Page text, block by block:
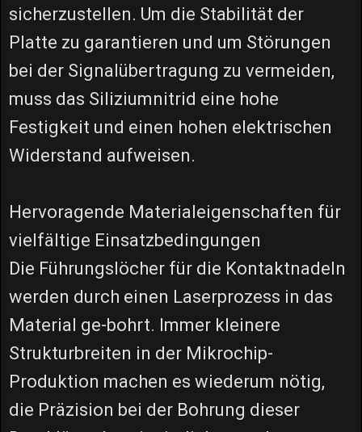
sicherzustellen. Um die Stabilität der
Platte zu garantieren und um Störungen
bei der Signalübertragung zu vermeiden,
muss das Siliziumnitrid eine hohe
Festigkeit und einen hohen elektrischen
Widerstand aufweisen.
Hervoragende Materialeigenschaften für
vielfältige Einsatzbedingungen
Die Führungslöcher für die Kontaktnadeln
werden durch einen Laserprozess in das
Material ge-bohrt. Immer kleinere
Strukturbreiten in der Mikrochip-
Produktion machen es wiederum nötig,
die Präzision bei der Bohrung dieser